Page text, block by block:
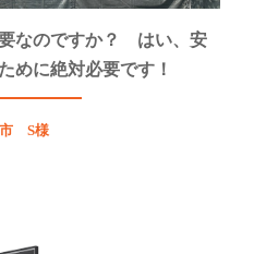
なのですか？ はい、安
めに絶対必要です！
市 S様